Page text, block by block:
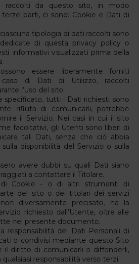
raccolti da questo sito, in modo
parti, ci sono: Cookie e Dati di
tipologia di dati raccolti sono
di questa privacy policy o
informativi visualizzati prima della
essere liberamente forniti
di Dati di Utilizzo, raccolti
l’uso del sito.
specificato, tutti i Dati richiesti sono
rifiuta di comunicarli, potrebbe
il Servizio. Nei casi in cui il sito
facoltativi, gli Utenti sono liberi di
tali Dati, senza che ciò abbia
disponibilità del Servizio o sulla
avere dubbi su quali Dati siano
a contattare il Titolare.
di Cookie – o di altri strumenti di
del sito o dei titolari dei servizi
diversamente precisato, ha la
richiesto dall’Utente, oltre alle
nel presente documento.
responsabilità dei Dati Personali di
o condivisi mediante questo Sito
il diritto di comunicarli o diffonderli,
qualsiasi responsabilità verso terzi.